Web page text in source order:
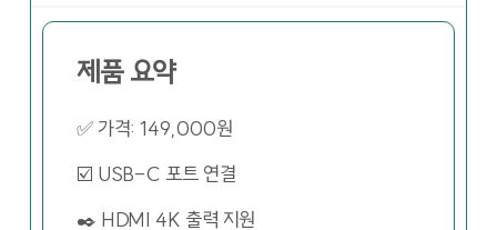
제품 요약
✅ 가격: 149,000원
☑️ USB-C 포트 연결
✒️ HDMI 4K 출력 지원